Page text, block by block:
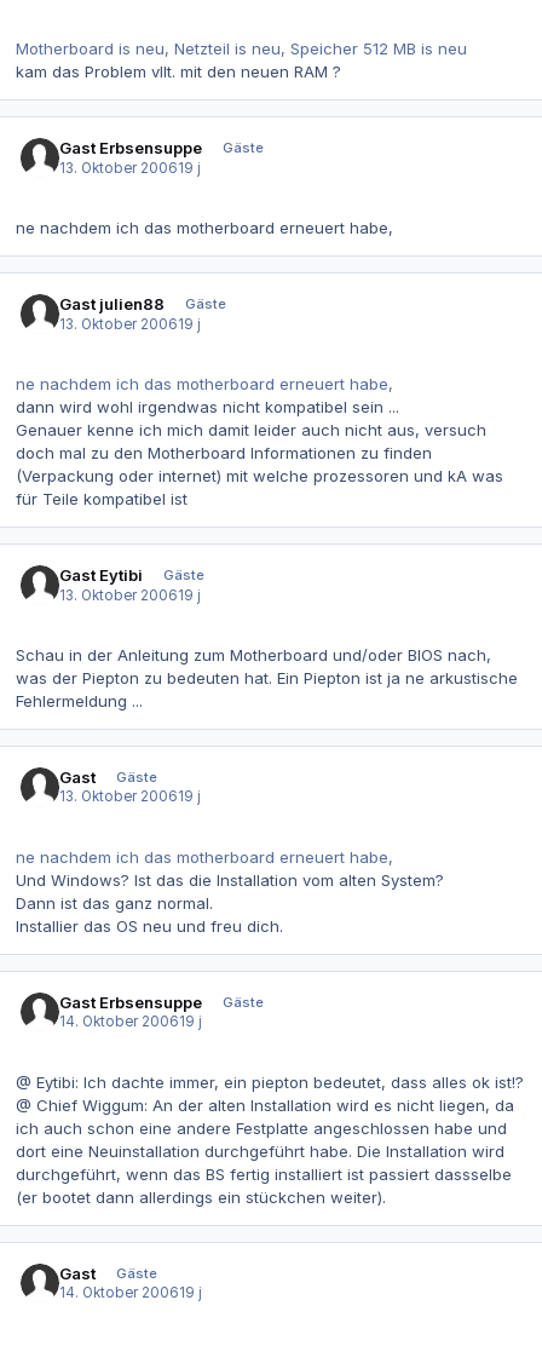
Motherboard is neu, Netzteil is neu, Speicher 512 MB is neu
kam das Problem vllt. mit den neuen RAM ?
Gast Erbsensuppe
Gäste
13. Oktober 200619 j
ne nachdem ich das motherboard erneuert habe,
Gast julien88
Gäste
13. Oktober 200619 j
ne nachdem ich das motherboard erneuert habe,
dann wird wohl irgendwas nicht kompatibel sein ...
Genauer kenne ich mich damit leider auch nicht aus, versuch
doch mal zu den Motherboard Informationen zu finden
(Verpackung oder internet) mit welche prozessoren und kA was
für Teile kompatibel ist
Gast Eytibi
Gäste
13. Oktober 200619 j
Schau in der Anleitung zum Motherboard und/oder BIOS nach,
was der Piepton zu bedeuten hat. Ein Piepton ist ja ne arkustische
Fehlermeldung ...
Gast
Gäste
13. Oktober 200619 j
ne nachdem ich das motherboard erneuert habe,
Und Windows? Ist das die Installation vom alten System?
Dann ist das ganz normal.
Installier das OS neu und freu dich.
Gast Erbsensuppe
Gäste
14. Oktober 200619 j
@ Eytibi: Ich dachte immer, ein piepton bedeutet, dass alles ok ist!?
@ Chief Wiggum: An der alten Installation wird es nicht liegen, da
ich auch schon eine andere Festplatte angeschlossen habe und
dort eine Neuinstallation durchgeführt habe. Die Installation wird
durchgeführt, wenn das BS fertig installiert ist passiert dassselbe
(er bootet dann allerdings ein stückchen weiter).
Gast
Gäste
14. Oktober 200619 j